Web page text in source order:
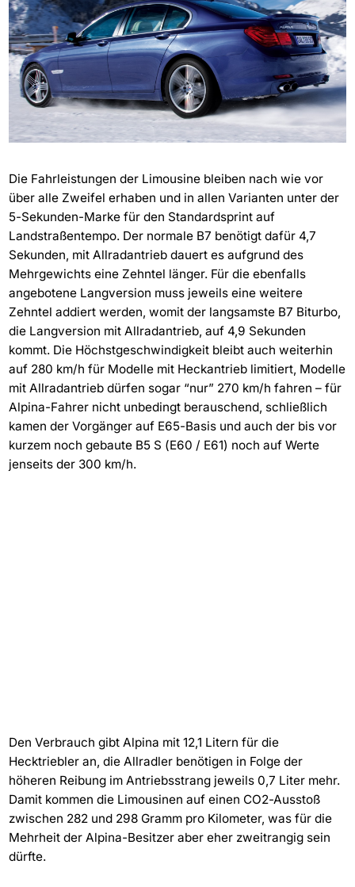
Die Fahrleistungen der Limousine bleiben nach wie vor
über alle Zweifel erhaben und in allen Varianten unter der
5-Sekunden-Marke für den Standardsprint auf
Landstraßentempo. Der normale B7 benötigt dafür 4,7
Sekunden, mit Allradantrieb dauert es aufgrund des
Mehrgewichts eine Zehntel länger. Für die ebenfalls
angebotene Langversion muss jeweils eine weitere
Zehntel addiert werden, womit der langsamste B7 Biturbo,
die Langversion mit Allradantrieb, auf 4,9 Sekunden
kommt. Die Höchstgeschwindigkeit bleibt auch weiterhin
auf 280 km/h für Modelle mit Heckantrieb limitiert, Modelle
mit Allradantrieb dürfen sogar “nur” 270 km/h fahren – für
Alpina-Fahrer nicht unbedingt berauschend, schließlich
kamen der Vorgänger auf E65-Basis und auch der bis vor
kurzem noch gebaute B5 S (E60 / E61) noch auf Werte
jenseits der 300 km/h.
Den Verbrauch gibt Alpina mit 12,1 Litern für die
Hecktriebler an, die Allradler benötigen in Folge der
höheren Reibung im Antriebsstrang jeweils 0,7 Liter mehr.
Damit kommen die Limousinen auf einen CO2-Ausstoß
zwischen 282 und 298 Gramm pro Kilometer, was für die
Mehrheit der Alpina-Besitzer aber eher zweitrangig sein
dürfte.